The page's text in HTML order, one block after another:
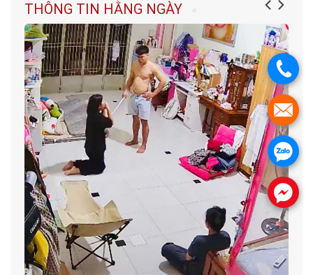
THÔNG TIN HẰNG NGÀY
.
.
.
.